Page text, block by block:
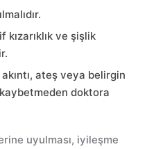
ve şişlik
ateş veya belirgin
doktora
uyulması, iyileşme